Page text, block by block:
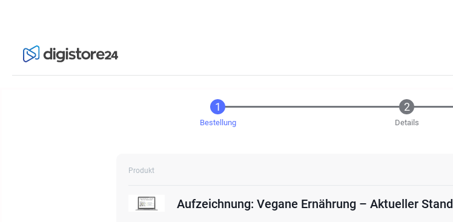
Bestellung Details
Produkt
Aufzeichnung: Vegane Ernährung – Aktueller Stand